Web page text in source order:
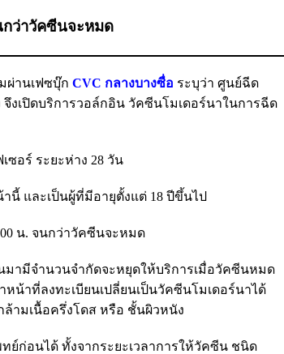
กว่าวัคซีนจะหมด
ผ่านเฟซบุ๊ก CVC กลางบางซื่อ ระบุว่า ศูนย์ฉีด
งเปิดบริการวอล์กอิน วัคซีนโมเดอร์นาในการฉีด
ซอร์ ระยะห่าง 28 วัน
นี้ และเป็นผู้ที่มีอายุตั้งแต่ 18 ปีขึ้นไป
น. จนกว่าวัคซีนจะหมด
ามีจำนวนจำกัดจะหยุดให้บริการเมื่อวัคซีนหมด
น้าที่ลงทะเบียนเปลี่ยนเป็นวัคซีนโมเดอร์นาได้
ล้ามเนื้อครึ่งโดส หรือ ชั้นผิวหนัง
ก่อนได้ ทั้งจากระยะเวลาการให้วัคซีน ชนิด